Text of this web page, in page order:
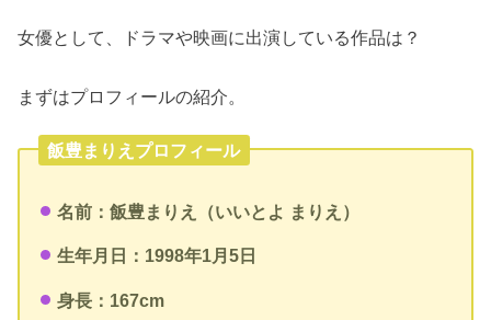
女優として、ドラマや映画に出演している作品は？
まずはプロフィールの紹介。
飯豊まりえプロフィール
名前：飯豊まりえ（いいとよ まりえ）
生年月日：1998年1月5日
身長：167cm